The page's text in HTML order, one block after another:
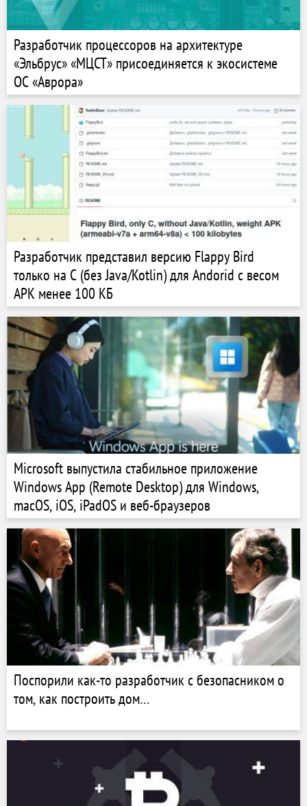
Разработчик процессоров на архитектуре
«Эльбрус» «МЦСТ» присоединяется к экосистеме
ОС «Аврора»
Разработчик представил версию Flappy Bird
только на C (без Java/Kotlin) для Andorid c весом
APK менее 100 КБ
Microsoft выпустила стабильное приложение
Windows App (Remote Desktop) для Windows,
macOS, iOS, iPadOS и веб-браузеров
Поспорили как-то разработчик с безопасником о
том, как построить дом…